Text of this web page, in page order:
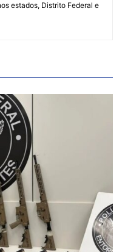
estados, Distrito Federal e